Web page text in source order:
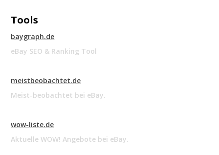
Tools
baygraph.de
eBay SEO & Ranking Tool
meistbeobachtet.de
Meist-beobachtet bei eBay.
wow-liste.de
Aktuelle WOW! Angebote bei eBay.